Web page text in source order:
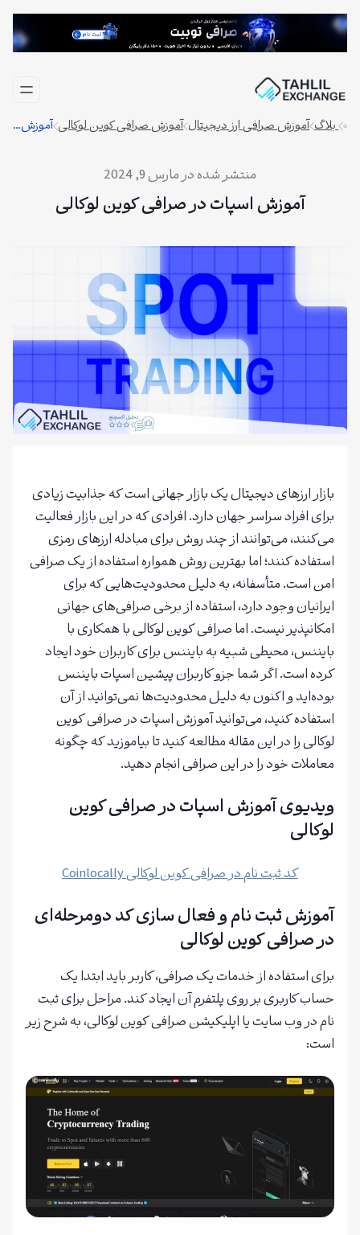
رفتن
بلاگ آموزش صرافی ارز دیجیتال آموزش صرافی کوین لوکالی آموزش اسپات در صرافی کوین لوکالی
مارس 9, 2024
آموزش اسپات در صرافی کوین لوکالی
بازار ارزهای دیجیتال یک بازار جهانی است که جذابیت زیادی
برای افراد سراسر جهان دارد. افرادی که در این بازار فعالیت
می‌کنند، می‌توانند از چند روش برای مبادله ارزهای رمزی
استفاده کنند؛ اما بهترین روش همواره استفاده از یک صرافی
امن است. متأسفانه، به دلیل محدودیت‌هایی که برای
ایرانیان وجود دارد، استفاده از برخی صرافی‌های جهانی
امکانپذیر نیست. اما صرافی کوین لوکالی با همکاری با
بایننس، محیطی شبیه به بایننس برای کاربران خود ایجاد
کرده است. اگر شما جزو کاربران پیشین اسپات بایننس
بوده‌اید و اکنون به دلیل محدودیت‌ها نمی‌توانید از آن
استفاده کنید، می‌توانید آموزش اسپات در صرافی کوین
لوکالی را در این مقاله مطالعه کنید تا بیاموزید که چگونه
معاملات خود را در این صرافی انجام دهید.
ویدیوی آموزش اسپات در صرافی کوین
لوکالی
کد ثبت نام در صرافی کوین لوکالی Coinlocally
آموزش ثبت نام و فعال سازی کد دومرحله‌ای
در صرافی کوین لوکالی
برای استفاده از خدمات یک صرافی، کاربر باید ابتدا یک
حساب کاربری بر روی پلتفرم آن ایجاد کند. مراحل برای ثبت
نام در وب سایت یا اپلیکیشن صرافی کوین لوکالی، به شرح زیر
است: